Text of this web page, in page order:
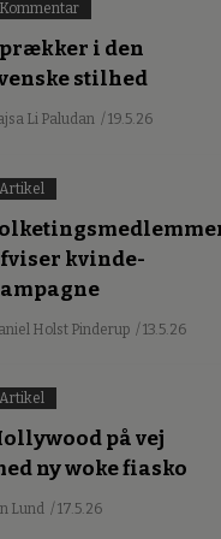
Kommentar
i den
stilhed
Li Paludan / 19.5.26
Artikel
kvinde-
Holst Pinderup / 13.5.26
Artikel
på vej
ny woke fiasko
Lund / 17.5.26